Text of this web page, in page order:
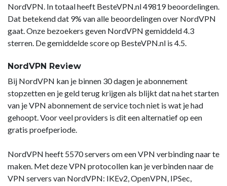
NordVPN. In totaal heeft BesteVPN.nl 49819 beoordelingen.
Dat betekend dat 9% van alle beoordelingen over NordVPN
gaat. Onze bezoekers geven NordVPN gemiddeld 4.3
sterren. De gemiddelde score op BesteVPN.nl is 4.5.
NordVPN Review
Bij NordVPN kan je binnen 30 dagen je abonnement
stopzetten en je geld terug krijgen als blijkt dat na het starten
van je VPN abonnement de service toch niet is wat je had
gehoopt. Voor veel providers is dit een alternatief op een
gratis proefperiode.
NordVPN heeft 5570 servers om een VPN verbinding naar te
maken. Met deze VPN protocollen kan je verbinden naar de
VPN servers van NordVPN: IKEv2, OpenVPN, IPSec,